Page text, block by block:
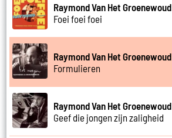
Raymond Van Het Groenewoud
Foei foei foei
Raymond Van Het Groenewoud
Formulieren
Raymond Van Het Groenewoud
Geef die jongen zijn zaligheid